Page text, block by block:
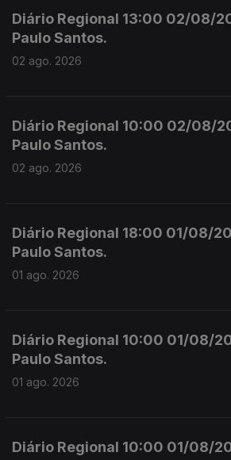
Diário Regional 13:00 02/08/
Paulo Santos.
02 ago. 2026
Diário Regional 10:00 02/08/
Paulo Santos.
02 ago. 2026
Diário Regional 18:00 01/08/
Paulo Santos.
01 ago. 2026
Diário Regional 10:00 01/08/
Paulo Santos.
01 ago. 2026
Diário Regional 10:00 01/08/